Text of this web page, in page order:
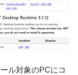
ル対象のPCにコ